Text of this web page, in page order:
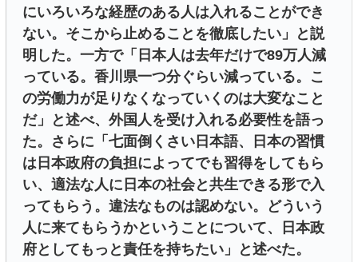
にいろいろな経歴のある人は入れることができ
ない。そこから止めることを徹底したい」と説
明した。一方で「日本人は去年だけで89万人減
っている。香川県一つ分ぐらい減っている。こ
の労働力が足りなくなっていくのは大変なこと
だ」と述べ、外国人を受け入れる必要性を語っ
た。さらに「七面倒くさい日本語、日本の習慣
は日本政府の負担によってでも習得をしてもら
い、適法な人に日本の社会と共生できる形で入
ってもらう。違法なものは認めない。どういう
人に来てもらうかということについて、日本政
府としてもっと責任を持ちたい」と述べた。